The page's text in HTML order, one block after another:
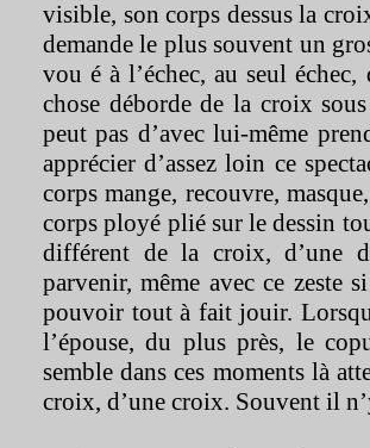
visible, son corps dessus la
demande le plus souvent un
vou é à l’échec, au seul
chose déborde de la croix
peut pas d’avec lui-même
apprécier d’assez loin ce
corps mange, recouvre,
corps ployé plié sur le dessin
différent de la croix, d’une
parvenir, même avec ce zeste
pouvoir tout à fait jouir.
l’épouse, du plus près, le
semble dans ces moments là
croix, d’une croix. Souvent il